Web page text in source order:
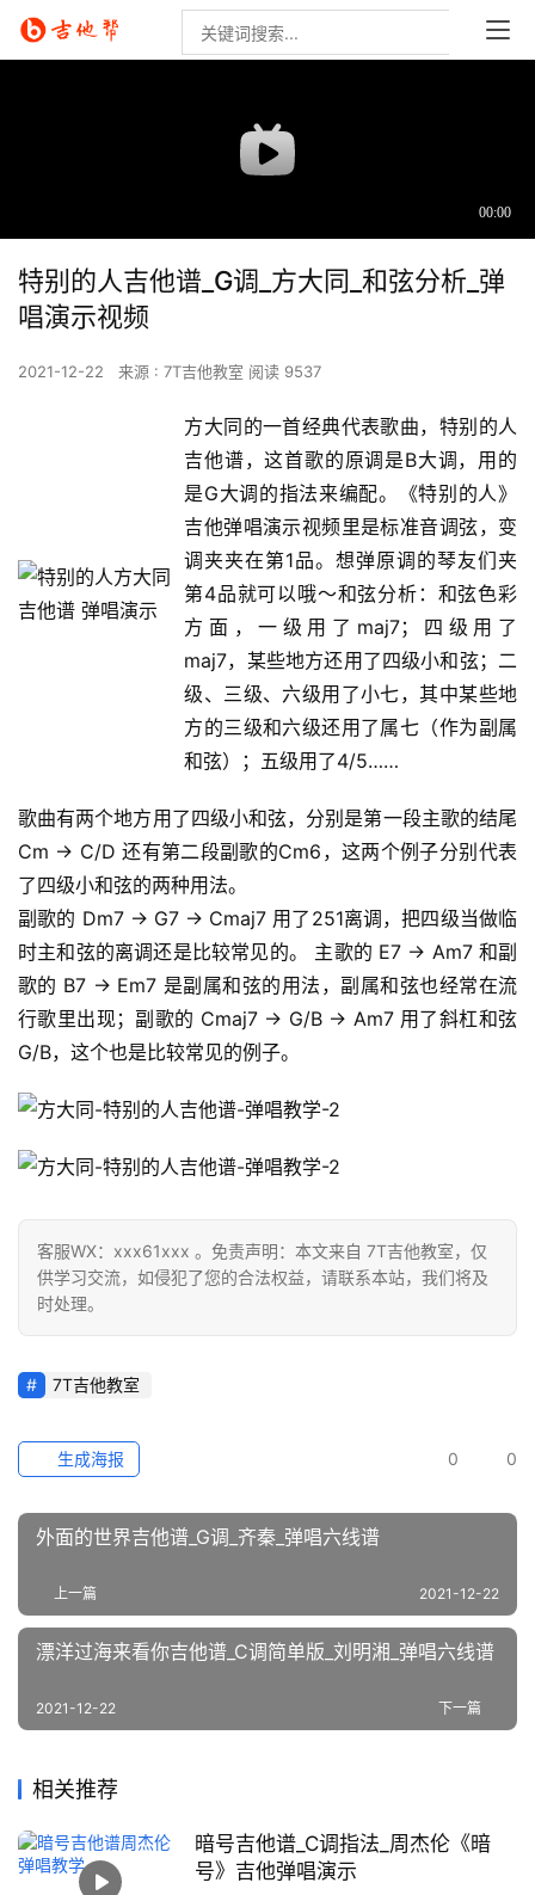
特别的人吉他谱_G调_方大同_和弦分析_弹
唱演示视频
2021-12-22 来源 : 7T吉他教室 阅读 9537
方大同的一首经典代表歌曲，特别的人
吉他谱，这首歌的原调是B大调，用的
是G大调的指法来编配。《特别的人》
吉他弹唱演示视频里是标准音调弦，变
调夹夹在第1品。想弹原调的琴友们夹
第4品就可以哦～和弦分析：和弦色彩
方面，一级用了maj7；四级用了
maj7，某些地方还用了四级小和弦；二
级、三级、六级用了小七，其中某些地
方的三级和六级还用了属七（作为副属
和弦）；五级用了4/5……
歌曲有两个地方用了四级小和弦，分别是第一段主歌的结尾
Cm → C/D 还有第二段副歌的Cm6，这两个例子分别代表
了四级小和弦的两种用法。
副歌的 Dm7 → G7 → Cmaj7 用了251离调，把四级当做临
时主和弦的离调还是比较常见的。 主歌的 E7 → Am7 和副
歌的 B7 → Em7 是副属和弦的用法，副属和弦也经常在流
行歌里出现；副歌的 Cmaj7 → G/B → Am7 用了斜杠和弦
G/B，这个也是比较常见的例子。
客服WX：xxx61xxx 。免责声明：本文来自 7T吉他教室，仅
供学习交流，如侵犯了您的合法权益，请联系本站，我们将及
时处理。
7T吉他教室
0 0
生成海报
外面的世界吉他谱_G调_齐秦_弹唱六线谱
上一篇 2021-12-22
漂洋过海来看你吉他谱_C调简单版_刘明湘_弹唱六线谱
下一篇
2021-12-22
相关推荐
暗号吉他谱_C调指法_周杰伦《暗
号》吉他弹唱演示